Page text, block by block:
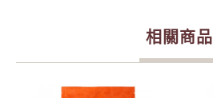
相關商品